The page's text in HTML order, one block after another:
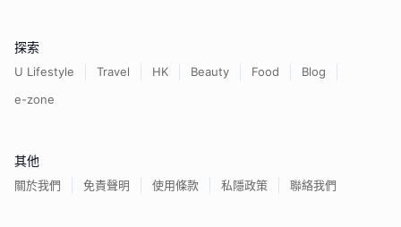
探索
U Lifestyle Travel HK Beauty Food
Blog
e-zone
其他
關於我們 免責聲明 使用條款 私隱政策 聯絡我們